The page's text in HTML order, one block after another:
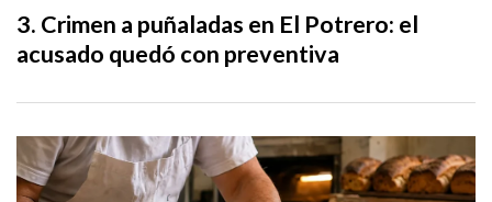
Crimen a puñaladas en El Potrero: el
acusado quedó con preventiva